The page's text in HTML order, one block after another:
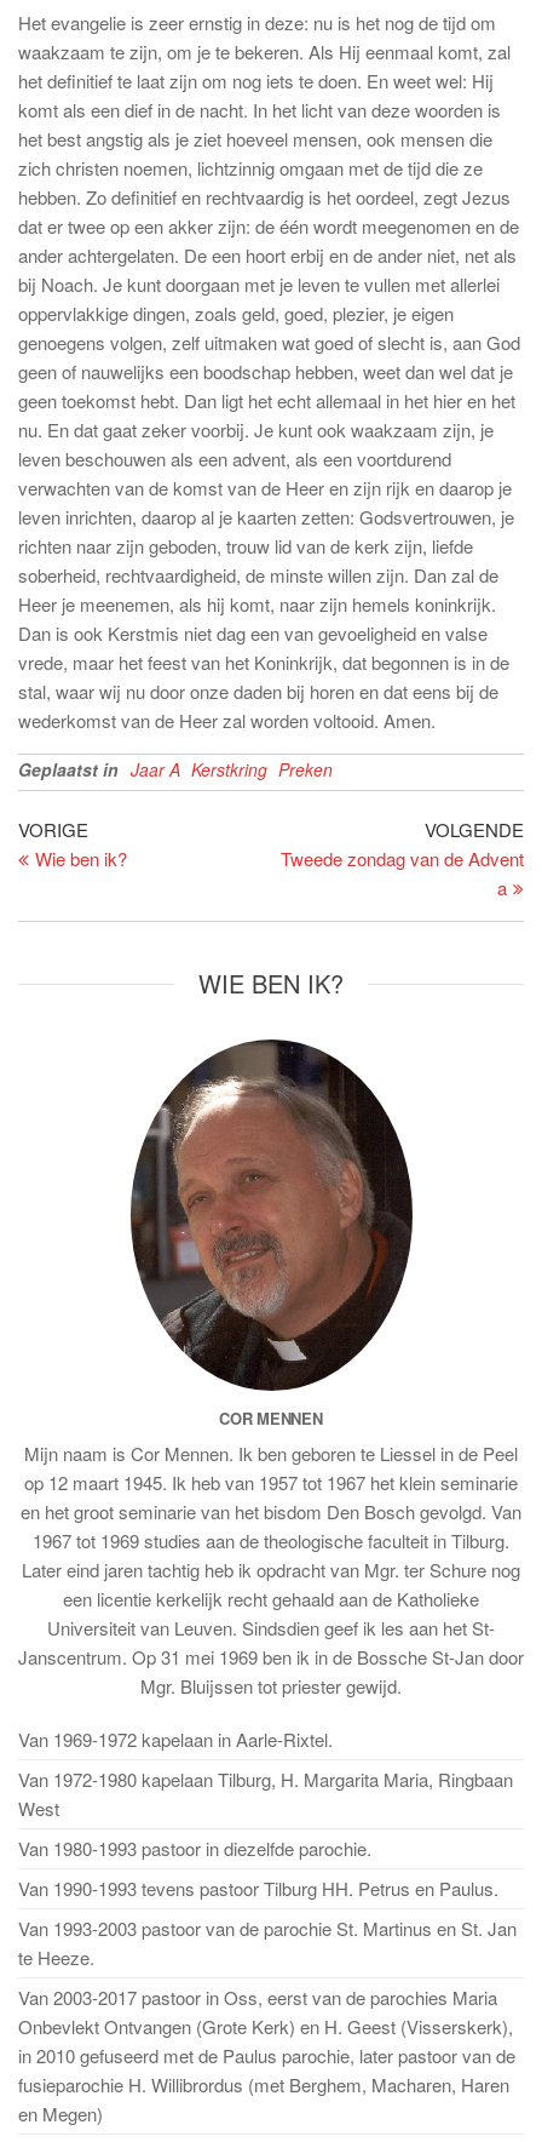
Het evangelie is zeer ernstig in deze: nu is het nog de tijd om
waakzaam te zijn, om je te bekeren. Als Hij eenmaal komt, zal
het definitief te laat zijn om nog iets te doen. En weet wel: Hij
komt als een dief in de nacht. In het licht van deze woorden is
het best angstig als je ziet hoeveel mensen, ook mensen die
zich christen noemen, lichtzinnig omgaan met de tijd die ze
hebben. Zo definitief en rechtvaardig is het oordeel, zegt Jezus
dat er twee op een akker zijn: de één wordt meegenomen en de
ander achtergelaten. De een hoort erbij en de ander niet, net als
bij Noach. Je kunt doorgaan met je leven te vullen met allerlei
oppervlakkige dingen, zoals geld, goed, plezier, je eigen
genoegens volgen, zelf uitmaken wat goed of slecht is, aan God
geen of nauwelijks een boodschap hebben, weet dan wel dat je
geen toekomst hebt. Dan ligt het echt allemaal in het hier en het
nu. En dat gaat zeker voorbij. Je kunt ook waakzaam zijn, je
leven beschouwen als een advent, als een voortdurend
verwachten van de komst van de Heer en zijn rijk en daarop je
leven inrichten, daarop al je kaarten zetten: Godsvertrouwen, je
richten naar zijn geboden, trouw lid van de kerk zijn, liefde
soberheid, rechtvaardigheid, de minste willen zijn. Dan zal de
Heer je meenemen, als hij komt, naar zijn hemels koninkrijk.
Dan is ook Kerstmis niet dag een van gevoeligheid en valse
vrede, maar het feest van het Koninkrijk, dat begonnen is in de
stal, waar wij nu door onze daden bij horen en dat eens bij de
wederkomst van de Heer zal worden voltooid. Amen.
Geplaatst in Jaar A Kerstkring Preken
Bericht
navigatie
Vorig
bericht
VORIGE
Wie ben ik?
VOLGENDE
Tweede zondag van de Advent
a
WIE BEN IK?
COR MENNEN
Mijn naam is Cor Mennen. Ik ben geboren te Liessel in de Peel
op 12 maart 1945. Ik heb van 1957 tot 1967 het klein seminarie
en het groot seminarie van het bisdom Den Bosch gevolgd. Van
1967 tot 1969 studies aan de theologische faculteit in Tilburg.
Later eind jaren tachtig heb ik opdracht van Mgr. ter Schure nog
een licentie kerkelijk recht gehaald aan de Katholieke
Universiteit van Leuven. Sindsdien geef ik les aan het St-
Janscentrum. Op 31 mei 1969 ben ik in de Bossche St-Jan door
Mgr. Bluijssen tot priester gewijd.
Van 1969-1972 kapelaan in Aarle-Rixtel.
Van 1972-1980 kapelaan Tilburg, H. Margarita Maria, Ringbaan
West
Van 1980-1993 pastoor in diezelfde parochie.
Van 1990-1993 tevens pastoor Tilburg HH. Petrus en Paulus.
Van 1993-2003 pastoor van de parochie St. Martinus en St. Jan
te Heeze.
Van 2003-2017 pastoor in Oss, eerst van de parochies Maria
Onbevlekt Ontvangen (Grote Kerk) en H. Geest (Visserskerk),
in 2010 gefuseerd met de Paulus parochie, later pastoor van de
fusieparochie H. Willibrordus (met Berghem, Macharen, Haren
en Megen)